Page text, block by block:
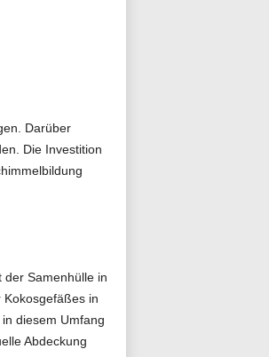
Darüber
Die Investition
Samenhülle in
in
diesem Umfang
Abdeckung